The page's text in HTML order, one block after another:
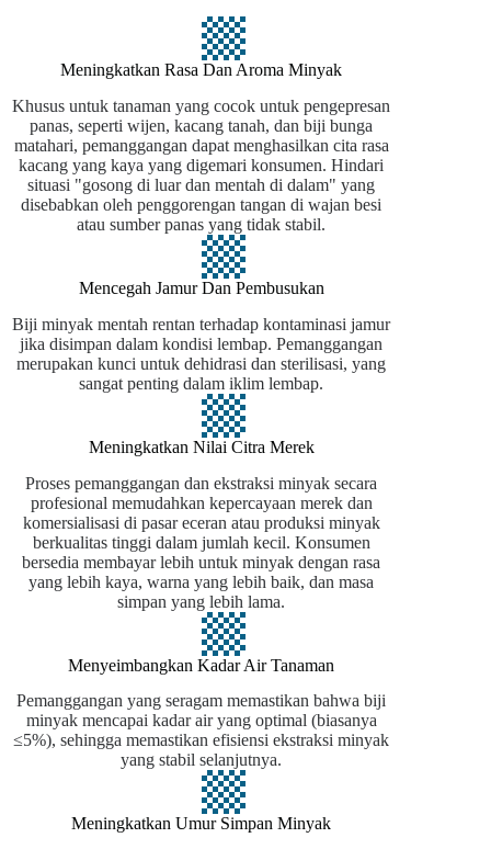
Meningkatkan Rasa Dan Aroma Minyak
Khusus untuk tanaman yang cocok untuk pengepresan
panas, seperti wijen, kacang tanah, dan biji bunga
matahari, pemanggangan dapat menghasilkan cita rasa
kacang yang kaya yang digemari konsumen. Hindari
situasi "gosong di luar dan mentah di dalam" yang
disebabkan oleh penggorengan tangan di wajan besi
atau sumber panas yang tidak stabil.
Mencegah Jamur Dan Pembusukan
Biji minyak mentah rentan terhadap kontaminasi jamur
jika disimpan dalam kondisi lembap. Pemanggangan
merupakan kunci untuk dehidrasi dan sterilisasi, yang
sangat penting dalam iklim lembap.
Meningkatkan Nilai Citra Merek
Proses pemanggangan dan ekstraksi minyak secara
profesional memudahkan kepercayaan merek dan
komersialisasi di pasar eceran atau produksi minyak
berkualitas tinggi dalam jumlah kecil. Konsumen
bersedia membayar lebih untuk minyak dengan rasa
yang lebih kaya, warna yang lebih baik, dan masa
simpan yang lebih lama.
Menyeimbangkan Kadar Air Tanaman
Pemanggangan yang seragam memastikan bahwa biji
minyak mencapai kadar air yang optimal (biasanya
≤5%), sehingga memastikan efisiensi ekstraksi minyak
yang stabil selanjutnya.
Meningkatkan Umur Simpan Minyak